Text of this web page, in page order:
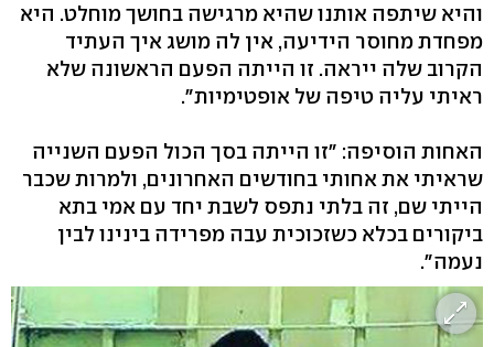
והיא שיתפה אותנו שהיא מרגישה בחושך מוחלט. היא
מפחדת מחוסר הידיעה, אין לה מושג איך העתיד
הקרוב שלה ייראה. זו הייתה הפעם הראשונה שלא
ראיתי עליה טיפה של אופטימיות".
האחות הוסיפה: "זו הייתה בסך הכול הפעם השנייה
שראיתי את אחותי בחודשים האחרונים, ולמרות שכבר
הייתי שם, זה בלתי נתפס לשבת יחד עם אמי בתא
ביקורים בכלא כשזכוכית עבה מפרידה בינינו לבין
נעמה".